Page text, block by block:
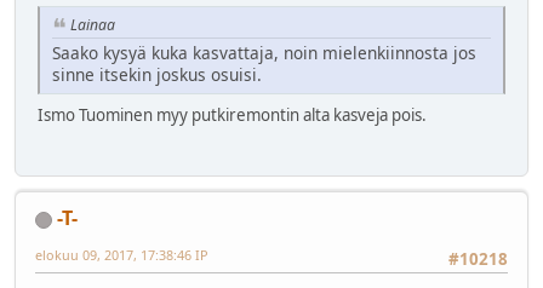
Lainaa
Saako kysyä kuka kasvattaja, noin mielenkiinnosta jos
sinne itsekin joskus osuisi.
Ismo Tuominen myy putkiremontin alta kasveja pois.
-T-
#10218
elokuu 09, 2017, 17:38:46 IP